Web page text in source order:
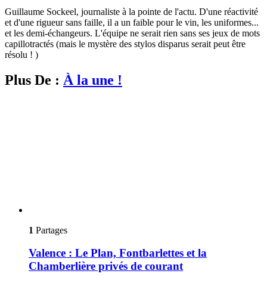
Guillaume Sockeel, journaliste à la pointe de l'actu. D'une réactivité
et d'une rigueur sans faille, il a un faible pour le vin, les uniformes...
et les demi-échangeurs. L'équipe ne serait rien sans ses jeux de mots
capillotractés (mais le mystère des stylos disparus serait peut être
résolu ! )
Plus De : À la une !
1 Partages
Valence : Le Plan, Fontbarlettes et la
Chamberlière privés de courant